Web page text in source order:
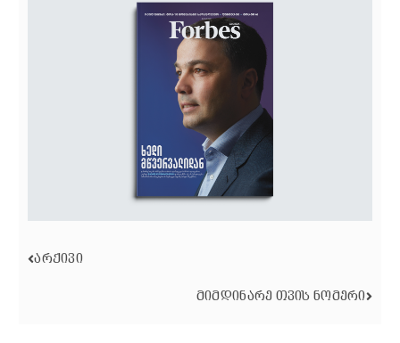
ᲐᲠᲥᲘᲕᲘ
ᲛᲘᲛᲓᲘᲜᲐᲠᲔ ᲗᲕᲘᲡ ᲜᲝᲛᲔᲠᲘ